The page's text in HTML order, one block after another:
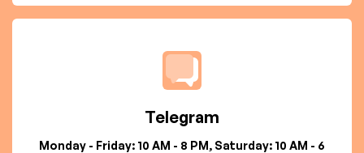
Telegram
Monday - Friday: 10 AM - 8 PM, Saturday: 10 AM - 6